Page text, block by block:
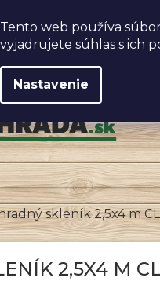
Tento web používa
vyjadrujete súhlas s ich
Nastavenie
skleník 2,5x4 m
2,5X4 M